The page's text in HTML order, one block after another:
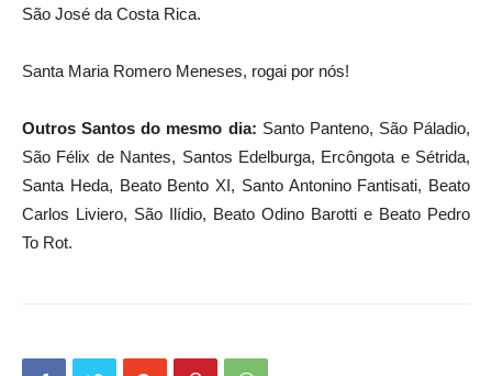
São José da Costa Rica.
Santa Maria Romero Meneses, rogai por nós!
Outros Santos do mesmo dia: Santo Panteno, São Páladio,
São Félix de Nantes, Santos Edelburga, Ercôngota e Sétrida,
Santa Heda, Beato Bento XI, Santo Antonino Fantisati, Beato
Carlos Liviero, São Ilídio, Beato Odino Barotti e Beato Pedro
To Rot.